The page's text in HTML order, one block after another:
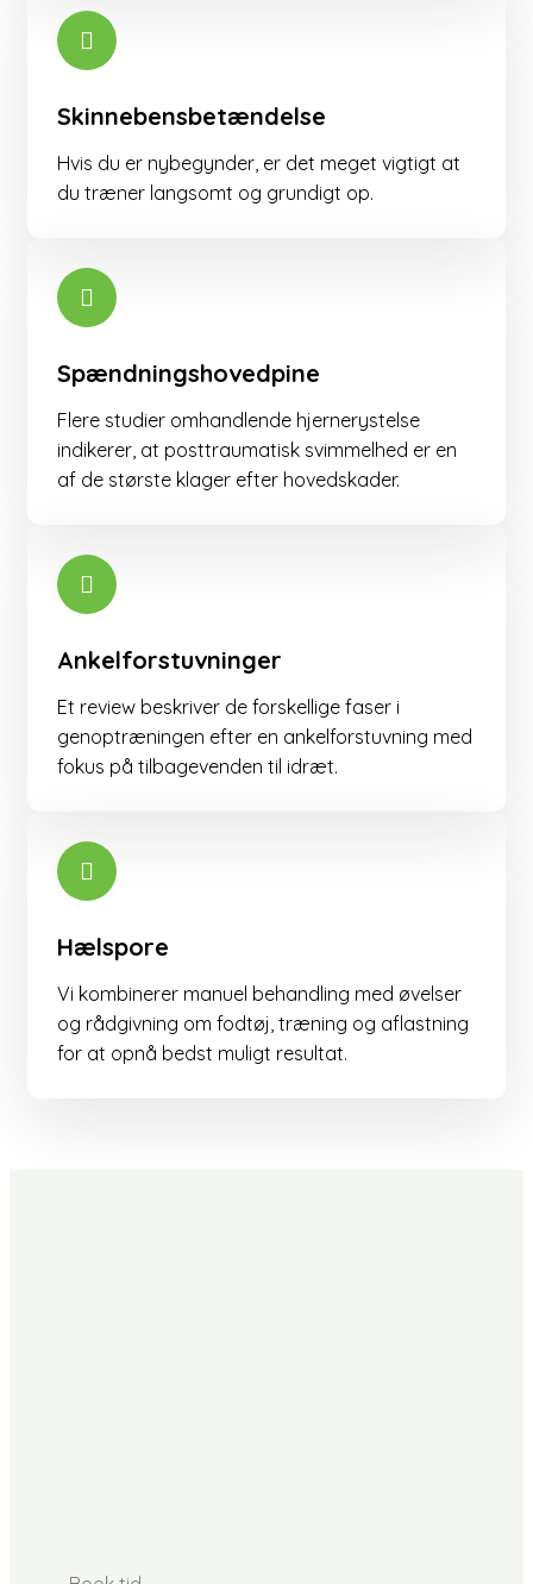
Skinnebensbetændelse
Hvis du er nybegynder, er det meget vigtigt at
du træner langsomt og grundigt op.
Spændningshovedpine
Flere studier omhandlende hjernerystelse
indikerer, at posttraumatisk svimmelhed er en
af de største klager efter hovedskader. ​
Ankelforstuvninger
Et review beskriver de forskellige faser i
genoptræningen efter en ankelforstuvning med
fokus på tilbagevenden til idræt.​
Hælspore
Vi kombinerer manuel behandling med øvelser
og rådgivning om fodtøj, træning og aflastning
for at opnå bedst muligt resultat.